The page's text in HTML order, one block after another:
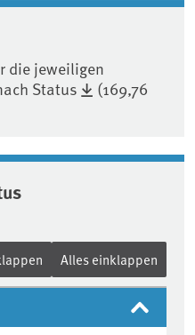
die jeweiligen
Status
(169,76
Alles einklappen